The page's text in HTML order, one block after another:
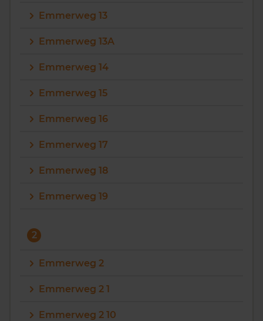
088 220 4200
Maandag t/m vrijdag - 08:00 -18:00
Emmerweg 13
Emmerweg 13A
Emmerweg 14
Emmerweg 15
Emmerweg 16
Emmerweg 17
Emmerweg 18
Emmerweg 19
2
Emmerweg 2
Emmerweg 2 1
Emmerweg 2 10